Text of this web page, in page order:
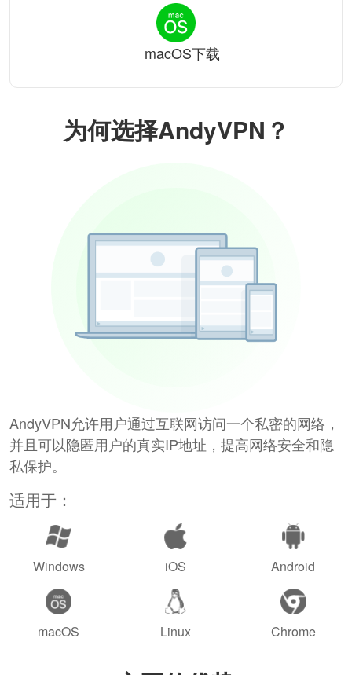
为何选择AndyVPN？
AndyVPN允许用户通过互联网访问一个私密的网络，
并且可以隐匿用户的真实IP地址，提高网络安全和隐
私保护。
适用于：
Windows iOS Android
macOS Linux Chrome
macOS下载